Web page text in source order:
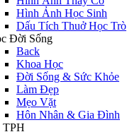
Hình Ảnh Học Sinh
Dấu Tích Thuở Học Trò
Đời Sống
Back
Khoa Học
Đời Sống & Sức Khỏe
Làm Đẹp
Mẹo Vặt
Hôn Nhân & Gia Đình
TPH